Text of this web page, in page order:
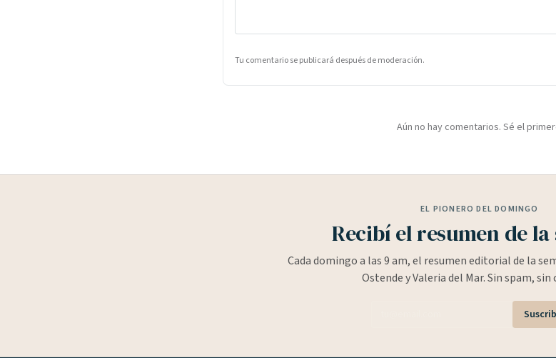
Tu comentario se publicará después de moderación.
Aún no hay comentarios. Sé el
EL PIONERO DEL DOMINGO
Recibí el resumen de la
Cada domingo a las 9 am, el resumen editorial de la
Ostende y Valeria del Mar. Sin spam,